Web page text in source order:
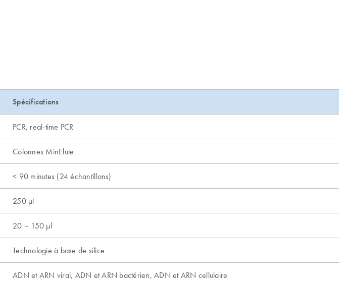
Spécifications
PCR, real-time PCR
Colonnes MinElute
< 90 minutes (24 échantillons)
250 µl
20 – 150 µl
Technologie à base de silice
ADN et ARN viral, ADN et ARN bactérien, ADN et ARN cellulaire